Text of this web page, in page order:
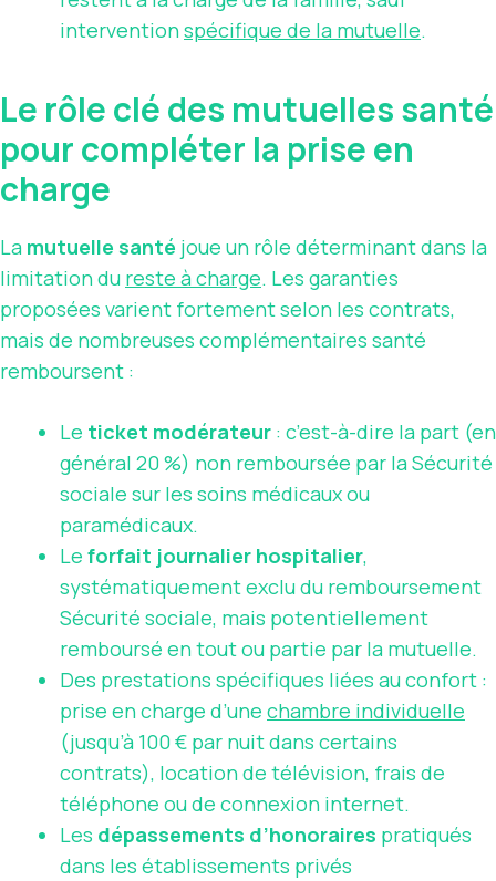
interventionspécifique de la mutuelle.
Le rôle clé des mutuelles santé
pour compléter la prise en
charge
La mutuelle santé joue un rôle déterminant dans la
limitation du reste à charge. Les garanties
proposées varient fortement selon les contrats,
mais de nombreuses complémentaires santé
remboursent :
Le ticket modérateur : c’est-à-dire la part (en
général 20 %) non remboursée par la Sécurité
sociale sur les soins médicaux ou
paramédicaux.
Le forfait journalier hospitalier,
systématiquement exclu du remboursement
Sécurité sociale, mais potentiellement
remboursé en tout ou partie par la mutuelle.
Des prestations spécifiques liées au confort :
prise en charge d’une chambre individuelle
(jusqu’à 100 € par nuit dans certains
contrats), location de télévision, frais de
téléphone ou de connexion internet.
Les dépassements d’honoraires pratiqués
dans les établissements privés